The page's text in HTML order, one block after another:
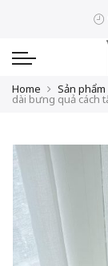
Home Sản phẩm
dài bưng quả cách